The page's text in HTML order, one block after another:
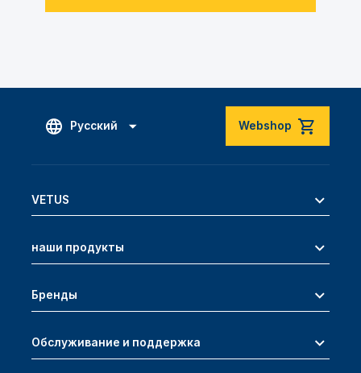
Русский Webshop
VETUS
наши продукты
Бренды
Обслуживание и поддержка